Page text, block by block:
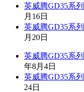
英威腾GD35系
月16日
英威腾GD35系
月20日
英威腾GD35系
年8月4日
英威腾GD35系
24日